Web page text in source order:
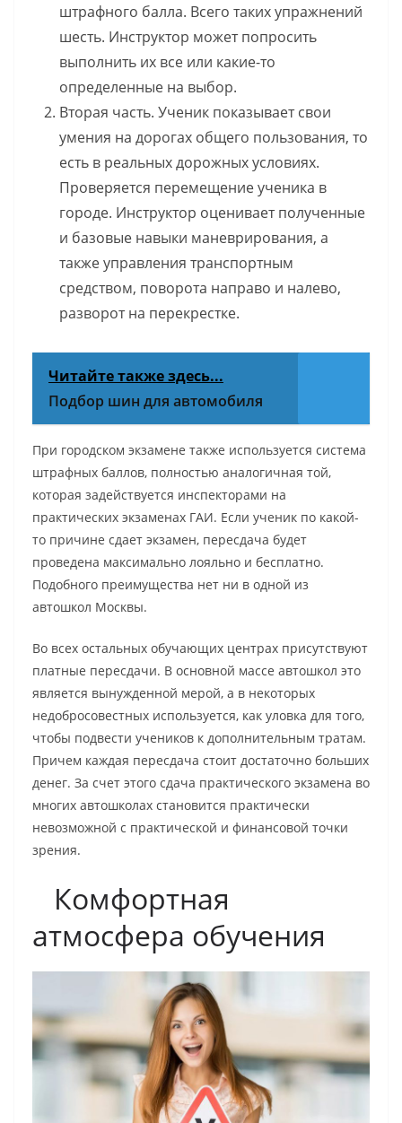
штрафного балла. Всего таких упражнений
шесть. Инструктор может попросить
выполнить их все или какие-то
определенные на выбор.
Вторая часть. Ученик показывает свои
умения на дорогах общего пользования, то
есть в реальных дорожных условиях.
Проверяется перемещение ученика в
городе. Инструктор оценивает полученные
и базовые навыки маневрирования, а
также управления транспортным
средством, поворота направо и налево,
разворот на перекрестке.
Читайте также здесь...
Подбор шин для автомобиля
При городском экзамене также используется система
штрафных баллов, полностью аналогичная той,
которая задействуется инспекторами на
практических экзаменах ГАИ. Если ученик по какой-
то причине сдает экзамен, пересдача будет
проведена максимально лояльно и бесплатно.
Подобного преимущества нет ни в одной из
автошкол Москвы.
Во всех остальных обучающих центрах присутствуют
платные пересдачи. В основной массе автошкол это
является вынужденной мерой, а в некоторых
недобросовестных используется, как уловка для того,
чтобы подвести учеников к дополнительным тратам.
Причем каждая пересдача стоит достаточно больших
денег. За счет этого сдача практического экзамена во
многих автошколах становится практически
невозможной с практической и финансовой точки
зрения.
Комфортная
атмосфера обучения